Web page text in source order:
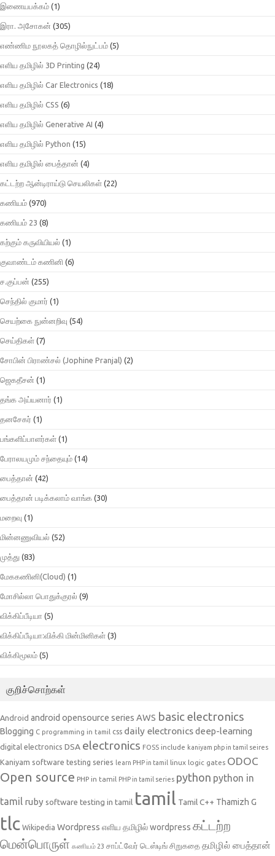
இணையபக்கம் (1)
இரா. அசோகன் (305)
எண்ணிம நூலகத் தொழில்நுட்பம் (5)
எளிய தமிழில் 3D Printing (24)
எளிய தமிழில் Car Electronics (18)
எளிய தமிழில் CSS (6)
எளிய தமிழில் Generative AI (4)
எளிய தமிழில் Python (15)
எளிய தமிழில் பைத்தான் (4)
கட்டற்ற ஆன்டிராய்டு செயலிகள் (22)
கணியம் (970)
கணியம் 23 (8)
கற்கும் கருவியியல் (1)
குவாண்டம் கணினி (6)
ச.குப்பன் (255)
செந்தில் குமார் (1)
செயற்கை நுன்னறிவு (54)
செய்திகள் (7)
சோபின் பிராண்சல் (Jophine Pranjal) (2)
ஜெகதீசன் (1)
தங்க அய்யனார் (1)
தனசேகர் (1)
பங்களிப்பாளர்கள் (1)
பேராலயமும் சந்தையும் (14)
பைத்தான் (42)
பைத்தான் படிக்கலாம் வாங்க (30)
மறைவு (1)
மின்னணுவியல் (52)
முத்து (83)
மேககணினி(Cloud) (1)
மோசில்லா பொதுக்குரல் (9)
விக்கிப்பீடியா (5)
விக்கிப்பீடியா:விக்கி மின்மினிகள் (3)
விக்கிமூலம் (5)
குறிச்சொற்கள்
Android android opensource series AWS basic electronics
Blogging C programming in tamil css daily electronicsdeep-learning
digital electronics DSA electronics FOSS include kaniyam php in tamil seires
Kaniyam software testing series learn PHP in tamil linux logic gates ODOC
Open source PHP in tamil PHP in tamil series python python in
tamil ruby software testing in tamil tamil Tamil C++ Thamizh G
tlc Wikipedia Wordpress எளிய தமிழில் wordpress கட்டற்ற
மென்பொருள் கணியம் 23 சாப்ட்வேர் டெஸ்டிங் சிறுகதை தமிழில் பைத்தான்